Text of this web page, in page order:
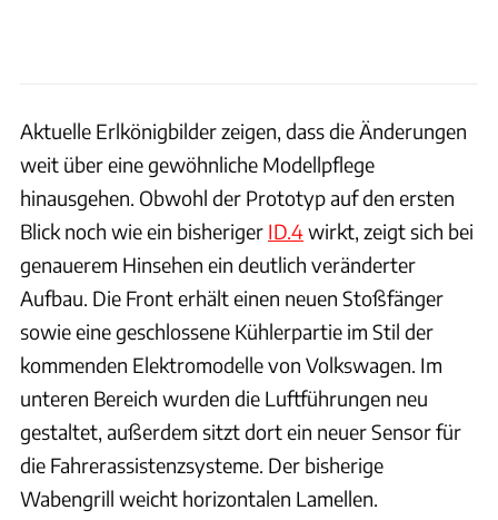
Aktuelle Erlkönigbilder zeigen, dass die Änderungen
weit über eine gewöhnliche Modellpflege
hinausgehen. Obwohl der Prototyp auf den ersten
Blick noch wie ein bisheriger ID.4wirkt, zeigt sich bei
genauerem Hinsehen ein deutlich veränderter
Aufbau. Die Front erhält einen neuen Stoßfänger
sowie eine geschlossene Kühlerpartie im Stil der
kommenden Elektromodelle von Volkswagen. Im
unteren Bereich wurden die Luftführungen neu
gestaltet, außerdem sitzt dort ein neuer Sensor für
die Fahrerassistenzsysteme. Der bisherige
Wabengrill weicht horizontalen Lamellen.